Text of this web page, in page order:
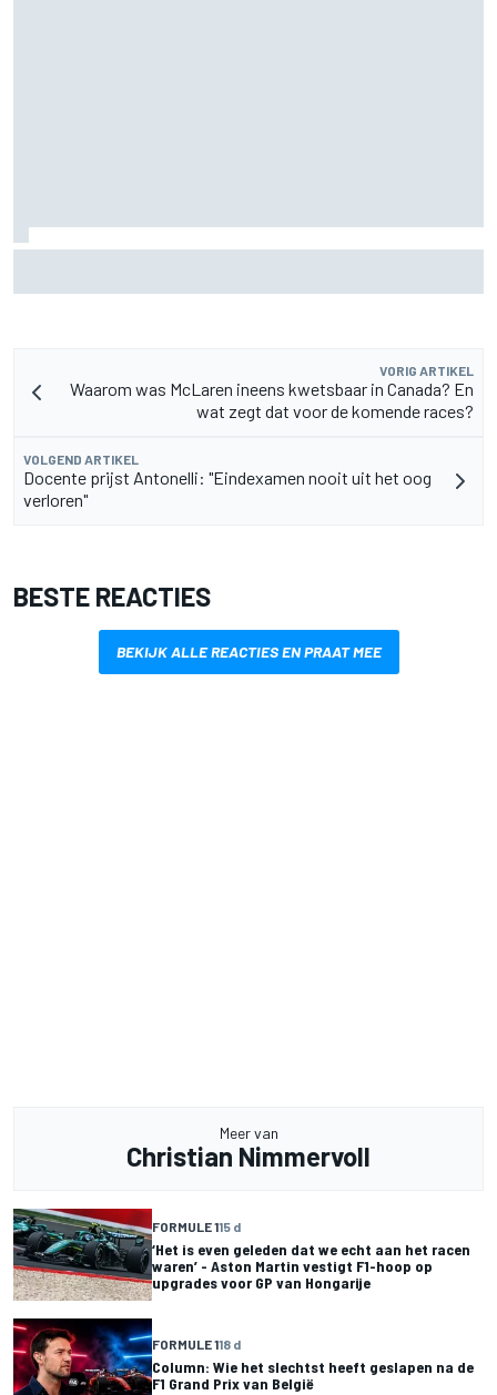
VORIG ARTIKEL
Waarom was McLaren ineens kwetsbaar in Canada? En
wat zegt dat voor de komende races?
VOLGEND ARTIKEL
Docente prijst Antonelli: "Eindexamen nooit uit het oog
verloren"
BESTE REACTIES
BEKIJK ALLE REACTIES EN PRAAT MEE
Meer van
Christian Nimmervoll
FORMULE 115 d
‘Het is even geleden dat we echt aan het racen
waren’ - Aston Martin vestigt F1-hoop op
upgrades voor GP van Hongarije
FORMULE 118 d
Column: Wie het slechtst heeft geslapen na de
F1 Grand Prix van België